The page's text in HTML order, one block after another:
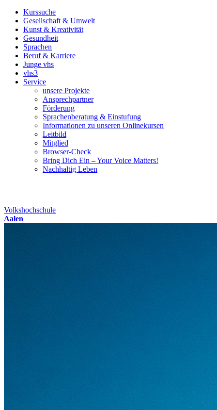
Kurssuche
Gesellschaft & Umwelt
Kunst & Kreativität
Gesundheit
Sprachen
Beruf & Karriere
Junge vhs
vhs3
Service
unsere Projekte
Ansprechpartner
Förderung
Sprachenberatung & Einstufung
Informationen zu unseren Onlinekursen
Leitbild
Mitglied
Browser-Check
Bring Dich Ein – Your Voice Matters!
Nachhaltig Leben
Volkshochschule
Aalen